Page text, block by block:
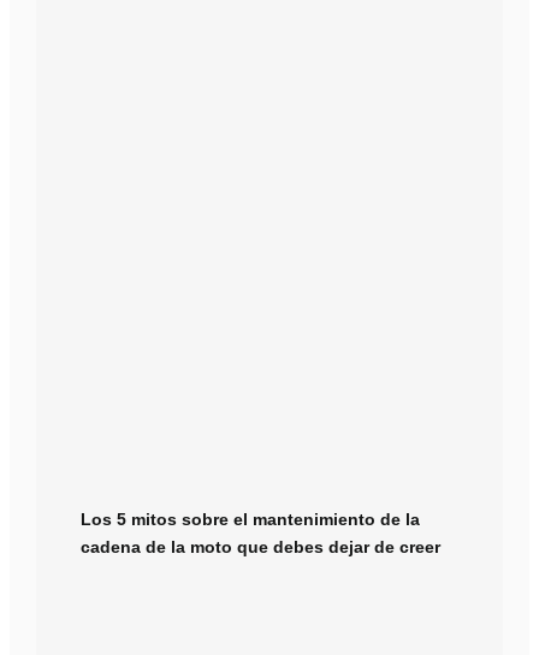
Los 5 mitos sobre el mantenimiento de la
cadena de la moto que debes dejar de creer